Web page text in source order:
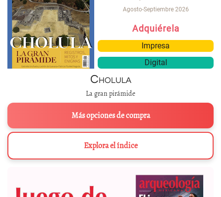
Agosto-Septiembre 2026
Adquiérela
Impresa
Digital
Cholula
La gran pirámide
Más opciones de compra
Explora el índice